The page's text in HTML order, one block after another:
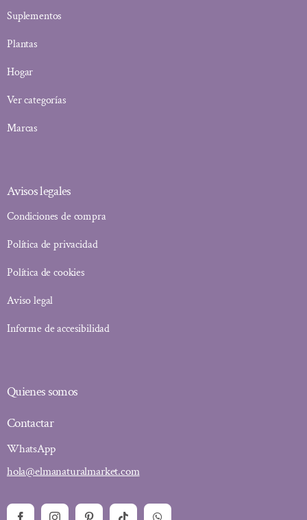
Suplementos
Plantas
Hogar
Ver categorías
Marcas
Avisos legales
Condiciones de compra
Política de privacidad
Política de cookies
Aviso legal
Informe de accesibilidad
Quienes somos
Contactar
WhatsApp
hola@elmanaturalmarket.com